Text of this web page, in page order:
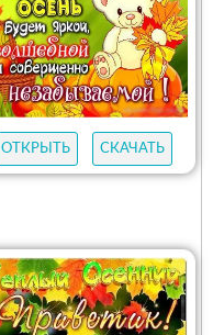
ОТКРЫТЬ СКАЧАТЬ